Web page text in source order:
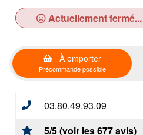
Actuellement fermé...
À emporter
Précommande possible
03.80.49.93.09
5/5 (voir les 677 avis)